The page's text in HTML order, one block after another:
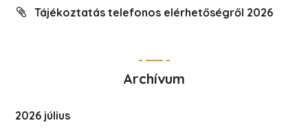
Tájékoztatás telefonos elérhetőségről 2026
Archívum
2026 július